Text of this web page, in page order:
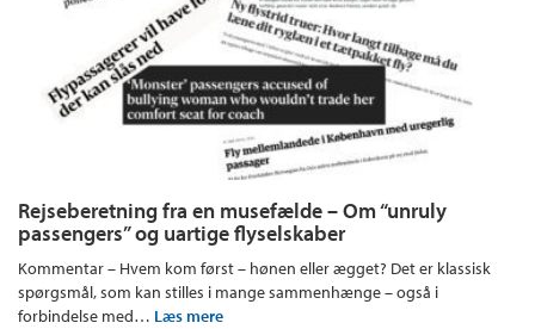
Rejseberetning fra en musefælde – Om “unruly
passengers” og uartige flyselskaber
Kommentar – Hvem kom først – hønen eller ægget? Det er klassisk
spørgsmål, som kan stilles i mange sammenhænge – også i
forbindelse med… Læs mere